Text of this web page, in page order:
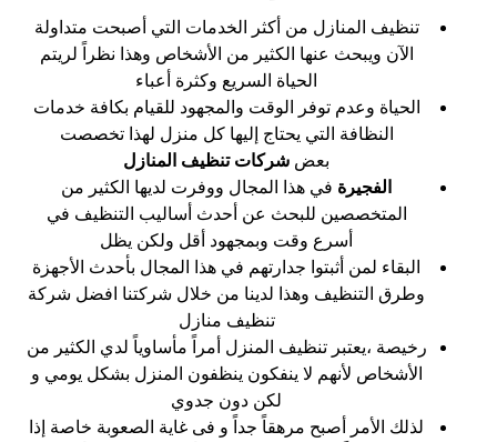
تنظيف المنازل من أكثر الخدمات التي أصبحت متداولة
الآن ويبحث عنها الكثير من الأشخاص وهذا نظراً لريتم
الحياة السريع وكثرة أعباء
الحياة وعدم توفر الوقت والمجهود للقيام بكافة خدمات
النظافة التي يحتاج إليها كل منزل لهذا تخصصت
بعض شركات تنظيف المنازل
الفجيرة في هذا المجال ووفرت لديها الكثير من
المتخصصين للبحث عن أحدث أساليب التنظيف في
أسرع وقت وبمجهود أقل ولكن يظل
البقاء لمن أثبتوا جدارتهم في هذا المجال بأحدث الأجهزة
وطرق التنظيف وهذا لدينا من خلال شركتنا افضل شركة
تنظيف منازل
رخيصة ،يعتبر تنظيف المنزل أمراً مأساوياً لدي الكثير من
الأشخاص لأنهم لا ينفكون ينظفون المنزل بشكل يومي و
لكن دون جدوي
لذلك الأمر أصبح مرهقاً جداً و فى غاية الصعوبة خاصة إذا